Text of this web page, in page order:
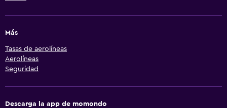
Más
Tasas de aerolíneas
Aerolíneas
Seguridad
Descarga la app de momondo